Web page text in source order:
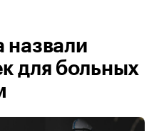
назвали
для больных